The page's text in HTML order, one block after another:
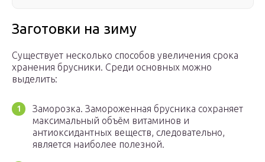
Заготовки на зиму
Существует несколько способов увеличения срока
хранения брусники. Среди основных можно
выделить:
Заморозка. Замороженная брусника сохраняет
максимальный объём витаминов и
антиоксидантных веществ, следовательно,
является наиболее полезной.